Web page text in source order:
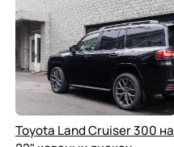
Toyota Land Cruiser 300 на